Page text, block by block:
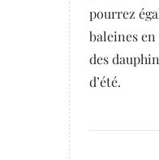
pourrez
baleines
des
d’été.